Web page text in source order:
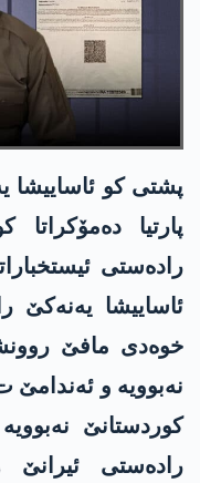
پشتی کو ئاساییشا
پارتیا
رادەستی
ئاساییشا یه‌نه‌كێ
خوەدی مافێ
نەبوویە و
کوردستانێ
رادەستی